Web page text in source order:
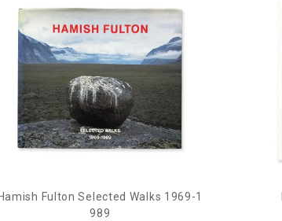
Hamish Fulton Selected Walks 1969-1
989